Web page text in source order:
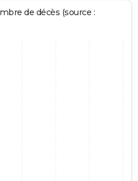
de décès (source :